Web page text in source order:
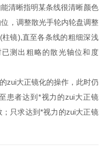
清晰指明某条线很清晰颜色
，调整散光手轮内轮盘调整
镜),直至各条线的粗细深浅
测出粗略的散光轴位和度
zui大正镜化的操作，此时仍
患者达到*视力的zui大正镜
只求达到*视力的zui大正镜